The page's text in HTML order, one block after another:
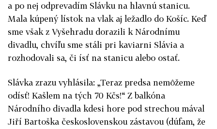
a po nej odprevadím Slávku na hlavnú stanicu.
Mala kúpený lístok na vlak aj ležadlo do Košíc. Keď
sme však z Vyšehradu dorazili k Národnímu
divadlu, chvíľu sme stáli pri kaviarni Slávia a
rozhodovali sa, či ísť na stanicu alebo ostať.
Slávka zrazu vyhlásila: „Teraz predsa nemôžeme
odísť! Kašlem na tých 70 Kčs!“ Z balkóna
Národního divadla kdesi hore pod strechou mával
Jiří Bartoška československou zástavou (dúfam, že